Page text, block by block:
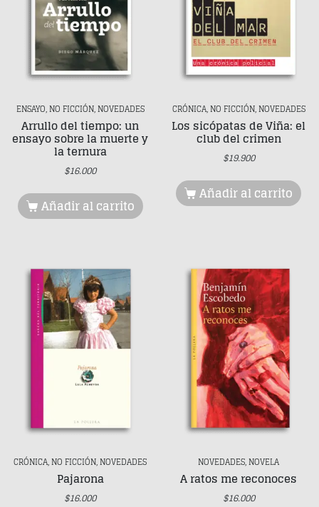
ENSAYO, NO FICCIÓN, NOVEDADES
Arrullo del tiempo: un
ensayo sobre la muerte y
la ternura
$16.000
Añadir al carrito
CRÓNICA, NO FICCIÓN, NOVEDADES
Los sicópatas de Viña: el
club del crimen
$19.900
Añadir al carrito
CRÓNICA, NO FICCIÓN, NOVEDADES
Pajarona
$16.000
NOVEDADES, NOVELA
A ratos me reconoces
$16.000